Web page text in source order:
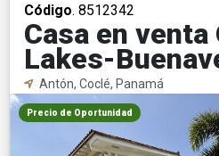
Código. 8512342
Casa en venta
Lakes-
Antón, Coclé, Panamá
Precio de Oportunidad